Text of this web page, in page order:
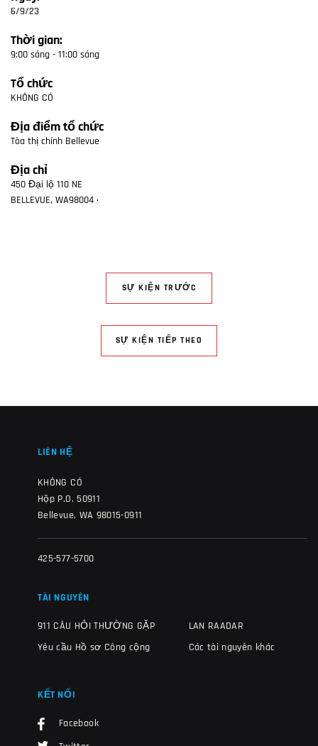
6/9/23
Thời gian:
9:00 sáng - 11:00 sáng
Tổ chức
KHÔNG CÓ
Địa điểm tổ chức
Tòa thị chính Bellevue
Địa chỉ
450 Đại lộ 110 NE
BELLEVUE, WA98004 ·
SỰ KIỆN TRƯỚC
SỰ KIỆN TIẾP THEO
LIÊN HỆ
KHÔNG CÓ
Hộp P.O. 50911
Bellevue, WA 98015-0911
425-577-5700
TÀI NGUYÊN
911 CÂU HỎI THƯỜNG GẶP
Yêu cầu Hồ sơ Công cộng
LAN RAADAR
Các tài nguyên khác
KẾT NỐI
Facebook